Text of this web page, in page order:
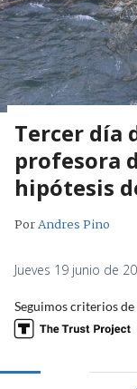
Tercer día
profesora
hipótesis
PorAndres Pino
Jueves 19 junio de
Seguimos criterios de